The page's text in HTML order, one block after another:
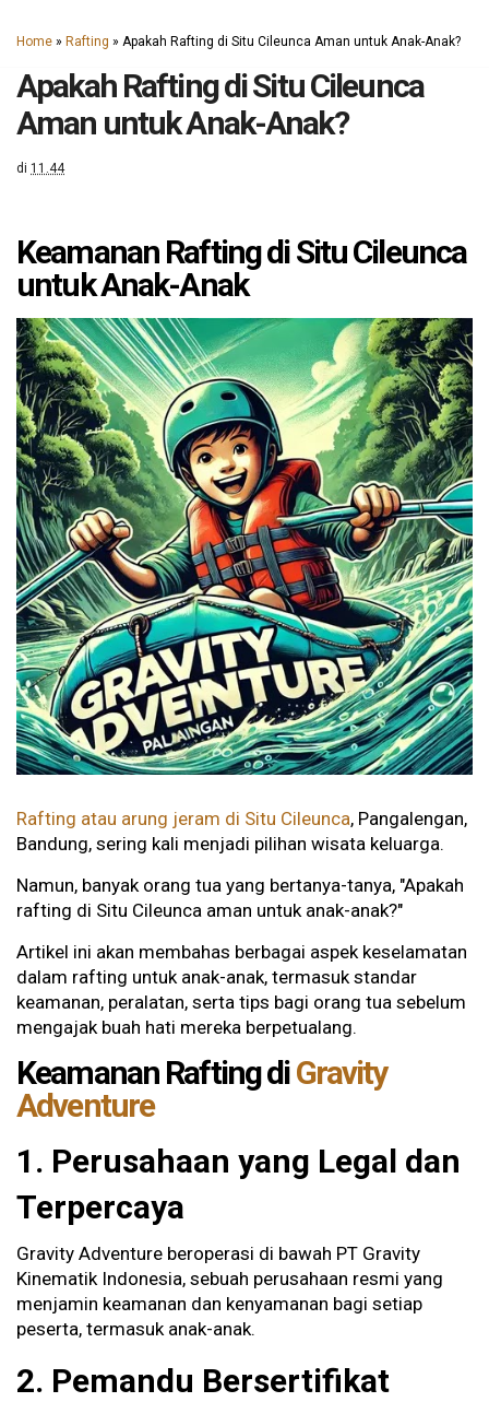
Home » Rafting » Apakah Rafting di Situ Cileunca Aman untuk Anak-Anak?
Apakah Rafting di Situ Cileunca
Aman untuk Anak-Anak?
di 11.44
Keamanan Rafting di Situ Cileunca
untuk Anak-Anak
Rafting atau arung jeram di Situ Cileunca, Pangalengan,
Bandung, sering kali menjadi pilihan wisata keluarga.
Namun, banyak orang tua yang bertanya-tanya, "Apakah
rafting di Situ Cileunca aman untuk anak-anak?"
Artikel ini akan membahas berbagai aspek keselamatan
dalam rafting untuk anak-anak, termasuk standar
keamanan, peralatan, serta tips bagi orang tua sebelum
mengajak buah hati mereka berpetualang.
Keamanan Rafting diGravity
Adventure
1. Perusahaan yang Legal dan
Terpercaya
Gravity Adventure beroperasi di bawah PT Gravity
Kinematik Indonesia, sebuah perusahaan resmi yang
menjamin keamanan dan kenyamanan bagi setiap
peserta, termasuk anak-anak.
2. Pemandu Bersertifikat